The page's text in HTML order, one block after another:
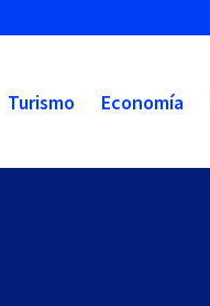
Turismo Economía